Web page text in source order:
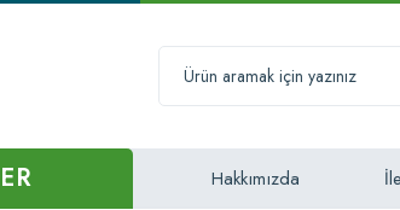
Hakkımızda